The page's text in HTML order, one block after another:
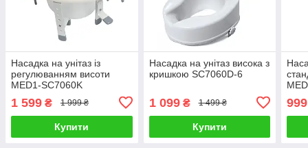
Насадка на унітаз із
регулюванням висоти
MED1-SC7060K
1 599 ₴ 1 999 ₴
Купити
Насадка на унітаз висока з
кришкою SC7060D-6
1 099₴ 1 499 ₴
Купити
999